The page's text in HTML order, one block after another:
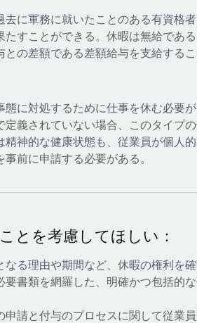
に軍務に就いたことのある有資格
すことができる。休暇は無給であ
の差額である差額給与を支給するこ
に対処するために仕事を休む必要
義されていない場合、このタイプ
神的な健康状態も、従業員が個人
前に申請する必要がある。
とを考慮してほしい：
る理由や期間など、休暇の権利を確
書類を網羅した、明確かつ包括的
請と付与のプロセスに関して従業